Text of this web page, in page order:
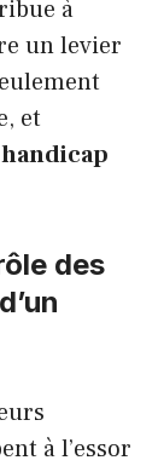
à
un levier
et
des
à l’essor